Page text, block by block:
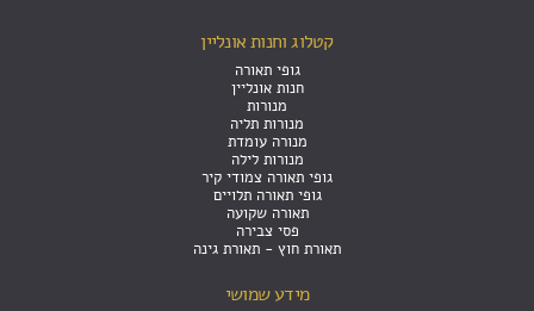
קטלוג וחנות אונליין
גופי תאורה
חנות אונליין
מנורות
מנורות תליה
מנורה עומדת
מנורות לילה
גופי תאורה צמודי קיר
גופי תאורה תלויים
תאורה שקועה
פסי צבירה
תאורת חוץ - תאורת גינה
מידע שמושי